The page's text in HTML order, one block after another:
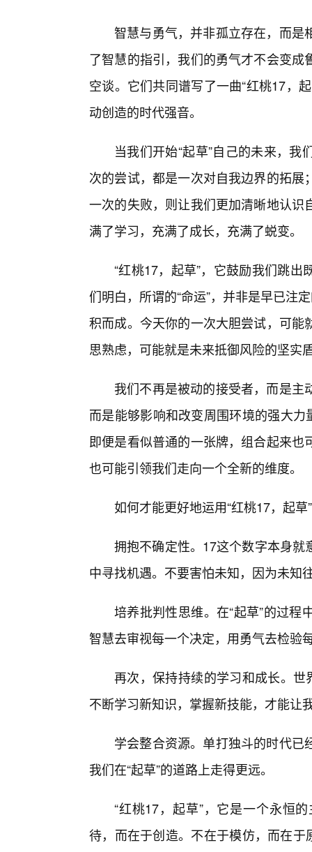
智慧与勇气，并非孤立存在，而是
了智慧的指引，我们的勇气才不会变
空谈。它们共同谱写了一曲“红桃17，
动创造的时代强音。
当我们开始“起草”自己的未来，
次的尝试，都是一次对自我边界的拓
一次的失败，则让我们更加清晰地认
满了学习，充满了成长，充满了蜕变。
“红桃17，起草”，它鼓励我们跳
们明白，所谓的“命运”，并非是早已注
积而成。今天你的一次大胆尝试，可
思熟虑，可能就是未来抵御风险的坚实
我们不再是被动的接受者，而是
而是能够影响和改变周围环境的强大
即便是看似普通的一张牌，组合起来
也可能引领我们走向一个全新的维度。
如何才能更好地运用“红桃17，起草
拥抱不确定性。17这个数字本身
中寻找机遇。不要害怕未知，因为未知
培养批判性思维。在“起草”的过
智慧去审视每一个决定，用勇气去检验
再次，保持持续的学习和成长。世
不断学习新知识，掌握新技能，才能让
学会整合资源。单打独斗的时代
我们在“起草”的道路上走得更远。
“红桃17，起草”，它是一个永恒
待，而在于创造。不在于模仿，而在于